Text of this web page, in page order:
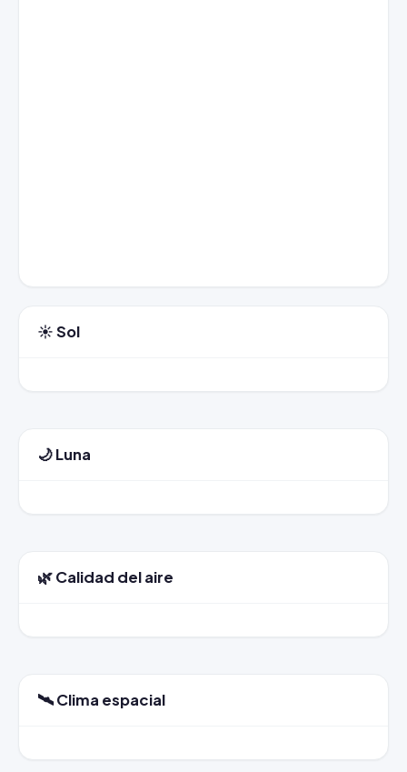
☀️ Sol
🌙 Luna
🌿 Calidad del aire
🛰️ Clima espacial